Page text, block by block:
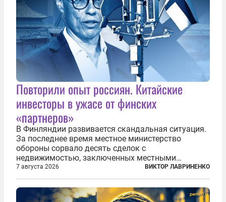
Повторили опыт россиян. Китайские
инвесторы в ужасе от финских
«партнеров»
В Финляндии развивается скандальная ситуация.
За последнее время местное министерство
обороны сорвало десять сделок с
недвижимостью, заключенных местными
фирмами с китайским капиталом. Чиновники
заявили, что они могли заключаться с целью
создания в Финляндии шпионской сети, чтобы
следить за...
7 августа 2026 ВИКТОР ЛАВРИНЕНКО